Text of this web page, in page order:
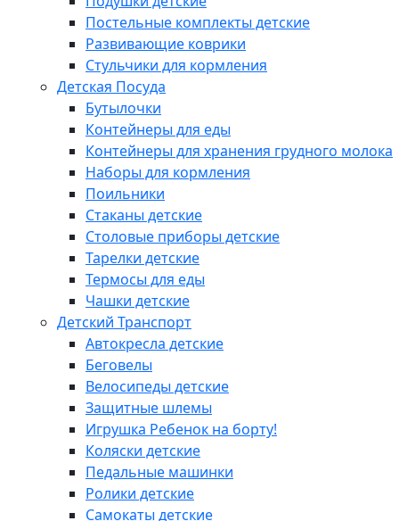
Постельные комплекты детские
Развивающие коврики
Стульчики для кормления
Детская Посуда
Бутылочки
Контейнеры для еды
Контейнеры для хранения грудного молока
Наборы для кормления
Поильники
Стаканы детские
Столовые приборы детские
Тарелки детские
Термосы для еды
Чашки детские
Детский Транспорт
Автокресла детские
Беговелы
Велосипеды детские
Защитные шлемы
Игрушка Ребенок на борту!
Коляски детские
Педальные машинки
Ролики детские
Самокаты детские